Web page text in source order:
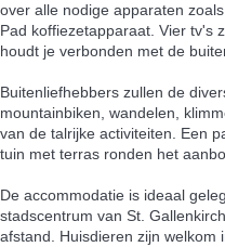
over alle nodige apparaten
Pad koffiezetapparaat. Vier tv's
houdt je verbonden met de
Buitenliefhebbers zullen de
mountainbiken, wandelen,
van de talrijke activiteiten. Een
tuin met terras ronden het
De accommodatie is ideaal
stadscentrum van St.
afstand. Huisdieren zijn welkom